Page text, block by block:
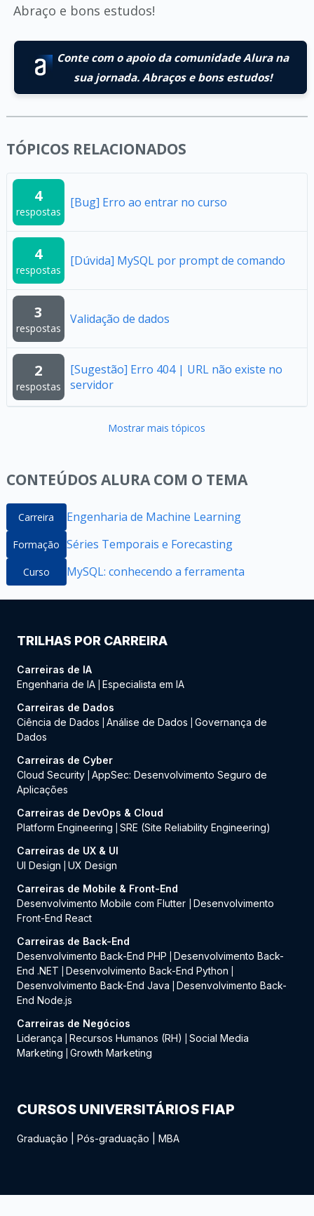
Abraço e bons estudos!
Conte com o apoio da comunidade Alura na
sua jornada. Abraços e bons estudos!
TÓPICOS RELACIONADOS
4
respostas
[Bug] Erro ao entrar no curso
4
respostas
[Dúvida] MySQL por prompt de comando
3
respostas
Validação de dados
2
respostas
[Sugestão] Erro 404 | URL não existe no
servidor
Mostrar mais tópicos
CONTEÚDOS ALURA COM O TEMA
Carreira Engenharia de Machine Learning
Formação Séries Temporais e Forecasting
Curso MySQL: conhecendo a ferramenta
TRILHAS POR CARREIRA
Carreiras de IA
Engenharia de IA Especialista em IA
Carreiras de Dados
Ciência de Dados
Análise de Dados
Governança de
Dados
Carreiras de Cyber
Cloud Security AppSec: Desenvolvimento Seguro de
Aplicações
Carreiras de DevOps & Cloud
Platform Engineering
SRE (Site Reliability Engineering)
Carreiras de UX & UI
UI Design
UX Design
Carreiras de Mobile & Front-End
Desenvolvimento Mobile com Flutter
Desenvolvimento
Front-End React
Carreiras de Back-End
Desenvolvimento Back-End PHP
Desenvolvimento Back-
End .NET
Desenvolvimento Back-End Python
Desenvolvimento Back-End Java
Desenvolvimento Back-
End Node.js
Carreiras de Negócios
Liderança
Recursos Humanos (RH)
Social Media
Marketing
Growth Marketing
CURSOS UNIVERSITÁRIOS FIAP
Graduação Pós-graduação MBA